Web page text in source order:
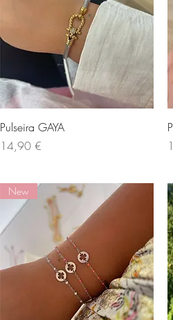
Visualização rápida
Pulseira GAYA
Preço
14,90 €
New